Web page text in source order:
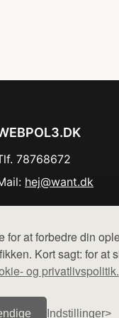
for at forbedre din
Kort sagt: for at
og privatlivspolitik.
Indstillinger
78768672
hej@want.dk
denne side - vi